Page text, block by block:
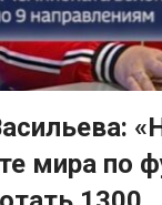
мира по